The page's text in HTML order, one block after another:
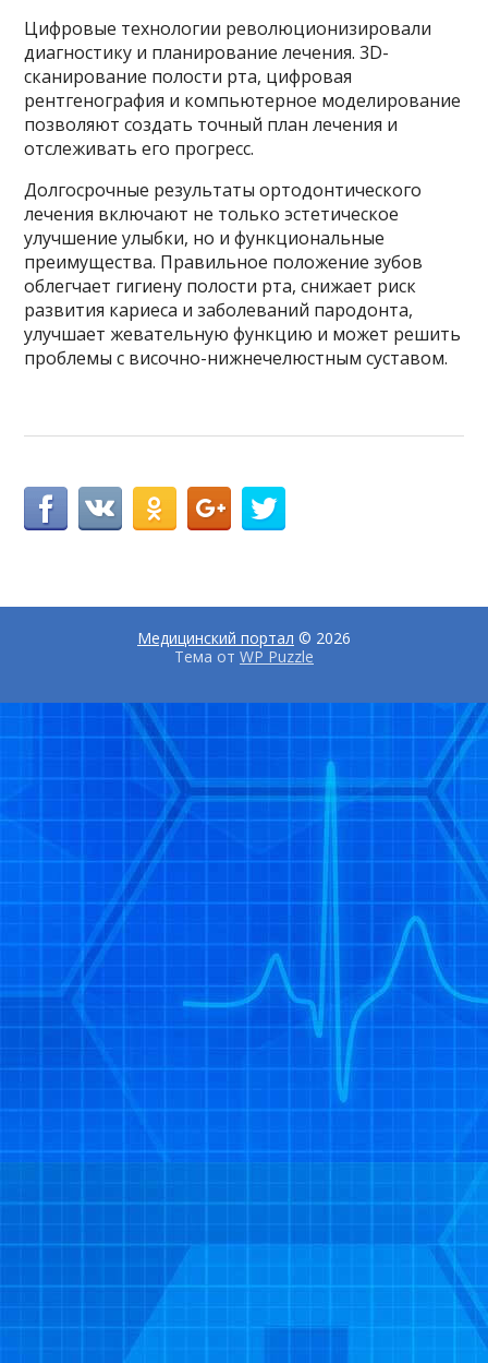
Цифровые технологии революционизировали
диагностику и планирование лечения. 3D-
сканирование полости рта, цифровая
рентгенография и компьютерное моделирование
позволяют создать точный план лечения и
отслеживать его прогресс.
Долгосрочные результаты ортодонтического
лечения включают не только эстетическое
улучшение улыбки, но и функциональные
преимущества. Правильное положение зубов
облегчает гигиену полости рта, снижает риск
развития кариеса и заболеваний пародонта,
улучшает жевательную функцию и может решить
проблемы с височно-нижнечелюстным суставом.
Медицинский портал © 2026
Тема от WP Puzzle